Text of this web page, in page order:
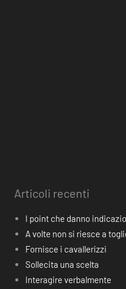
Articoli recenti
I point che danno
A volte non si riesce a
Fornisce i cavallerizzi
Sollecita una scelta
Interagire verbalmente